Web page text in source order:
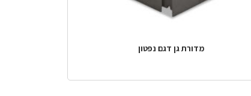
מדורת גן דגם נפטון